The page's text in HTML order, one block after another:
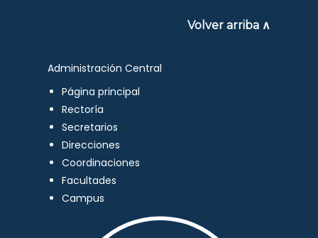
Volver arriba ∧
Administración Central
Página principal
Rectoría
Secretarios
Direcciones
Coordinaciones
Facultades
Campus